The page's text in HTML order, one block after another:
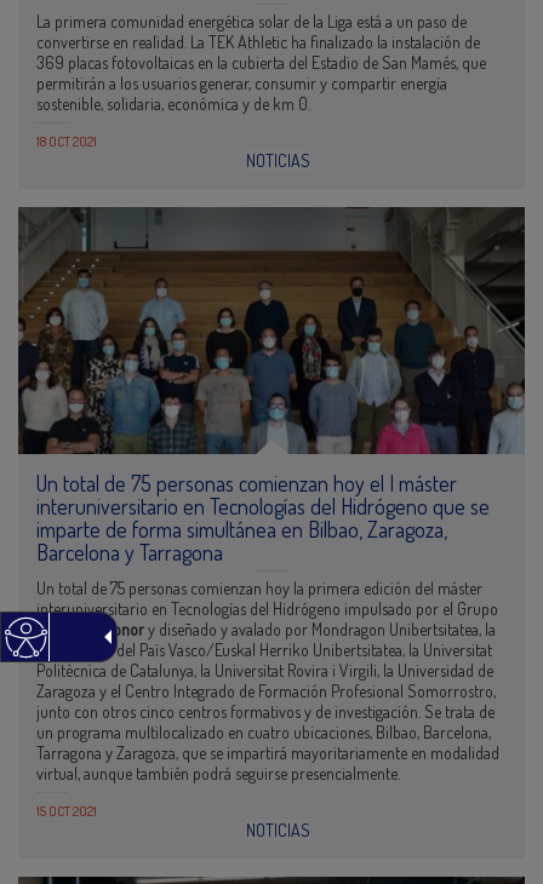
La primera comunidad energética solar de la Liga está a un paso de
convertirse en realidad. La TEK Athletic ha finalizado la instalación de
369 placas fotovoltaicas en la cubierta del Estadio de San Mamés, que
permitirán a los usuarios generar, consumir y compartir energía
sostenible, solidaria, económica y de km 0.
18 OCT 2021
NOTICIAS
Un total de 75 personas comienzan hoy el I máster
interuniversitario en Tecnologías del Hidrógeno que se
imparte de forma simultánea en Bilbao, Zaragoza,
Barcelona y Tarragona
Un total de 75 personas comienzan hoy la primera edición del máster
interuniversitario en Tecnologías del Hidrógeno impulsado por el Grupo
Repsol-Petronory diseñado y avalado por Mondragon Unibertsitatea, la
Universidad del País Vasco/Euskal Herriko Unibertsitatea, la Universitat
Politècnica de Catalunya, la Universitat Rovira i Virgili, la Universidad de
Zaragoza y el Centro Integrado de Formación Profesional Somorrostro,
junto con otros cinco centros formativos y de investigación. Se trata de
un programa multilocalizado en cuatro ubicaciones, Bilbao, Barcelona,
Tarragona y Zaragoza, que se impartirá mayoritariamente en modalidad
virtual, aunque también podrá seguirse presencialmente.
15 OCT 2021
NOTICIAS